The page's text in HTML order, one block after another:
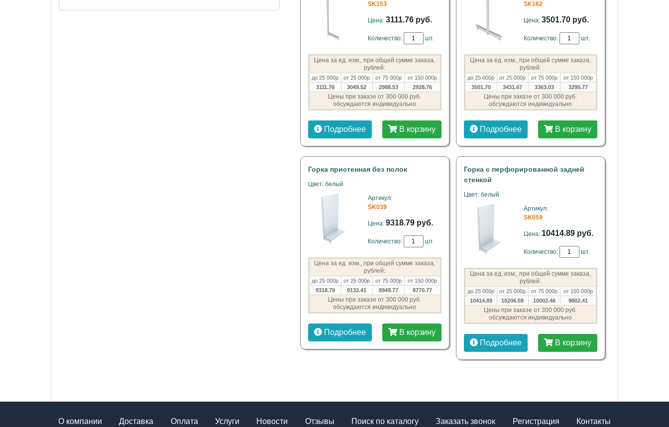
SK153
Цена: 3111.76 руб.
Количество: шт.
Цена за ед. изм., при общей сумме заказа,
рублей:
до 25 000р от 25 000р от 75 000р
от 150 000р
3111.76
3049.52 2988.53 2928.76
Цены при заказе от 300 000 руб.
обсуждаются индивидуально
Подробнее В корзину
SK162
Цена: 3501.70 руб.
Количество: шт.
Цена за ед. изм., при общей сумме заказа,
рублей:
до 25 000р от 25 000р от 75 000р
от 150 000р
3501.70
3431.67 3363.03 3295.77
Цены при заказе от 300 000 руб.
обсуждаются индивидуально
Подробнее В корзину
Горка пристенная без полок
Цвет: белый
Артикул:
SK039
Цена: 9318.79 руб.
Количество: шт.
Цена за ед. изм., при общей сумме заказа,
рублей:
до 25 000р от 25 000р от 75 000р
от 150 000р
9318.79
9132.41 8949.77 8770.77
Цены при заказе от 300 000 руб.
обсуждаются индивидуально
Подробнее В корзину
Горка с перфорированной задней
стенкой
Цвет: белый
Артикул:
SK059
Цена: 10414.89 руб.
Количество: шт.
Цена за ед. изм., при общей сумме заказа,
рублей:
до 25 000р от 25 000р от 75 000р
от 150 000р
10414.89
10206.59 10002.46 9802.41
Цены при заказе от 300 000 руб.
обсуждаются индивидуально
Подробнее В корзину
О компании Доставка Оплата Услуги Новости Отзывы Поиск по каталогу Заказать звонок Регистрация Контакты